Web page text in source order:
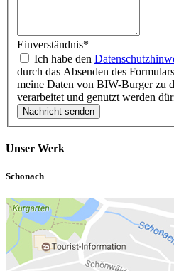
Einverständnis*
Ich habe den
durch das Absenden des
meine Daten von BIW-Burger zu
verarbeitet und genutzt werden
Unser Werk
Schonach